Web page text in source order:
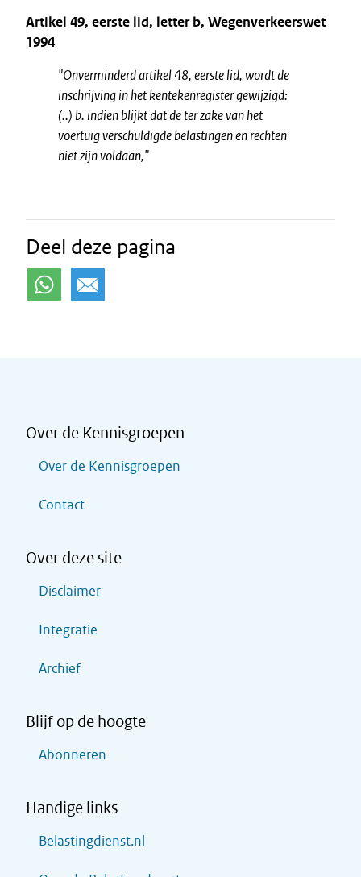
Artikel 49, eerste lid, letter b, Wegenverkeerswet
1994
"Onverminderd artikel 48, eerste lid, wordt de
inschrijving in het kentekenregister gewijzigd:
(..) b. indien blijkt dat de ter zake van het
voertuig verschuldigde belastingen en rechten
niet zijn voldaan,"
Deel deze pagina
Over de Kennisgroepen
Over de Kennisgroepen
Contact
Over deze site
Disclaimer
Integratie
Archief
Blijf op de hoogte
Abonneren
Handige links
Belastingdienst.nl